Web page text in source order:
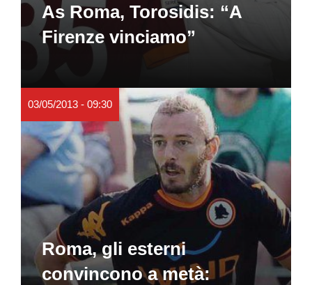
As Roma, Torosidis: “A
Firenze vinciamo”
03/05/2013 - 09:30
Roma, gli esterni
convincono a metà: